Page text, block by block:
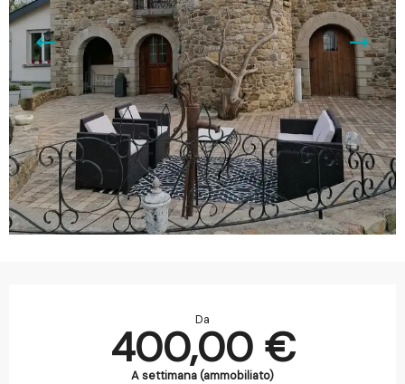
Da
400,00 €
A settimana (ammobiliato)